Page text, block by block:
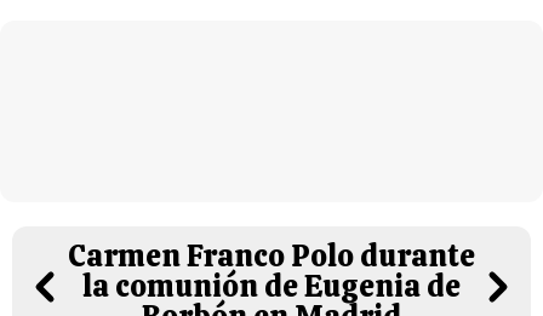
Carmen Franco Polo durante
la comunión de Eugenia de